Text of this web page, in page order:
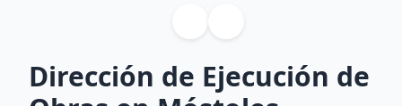
Dirección de Ejecución de